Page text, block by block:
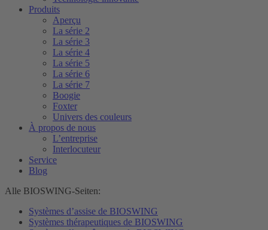
Produits
Aperçu
La série 2
La série 3
La série 4
La série 5
La série 6
La série 7
Boogie
Foxter
Univers des couleurs
À propos de nous
L’entreprise
Interlocuteur
Service
Blog
Alle BIOSWING-Seiten:
Systèmes d’assise de BIOSWING
Systèmes thérapeutiques de BIOSWING